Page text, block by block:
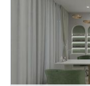
Велинград
Био епилация
шугаринг кола
Кола маска